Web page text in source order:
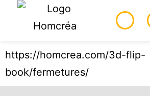
https://homcrea.com/3d-flip-
book/fermetures/